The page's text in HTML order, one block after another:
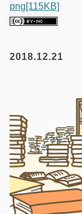
png[115KB]
2018.12.21